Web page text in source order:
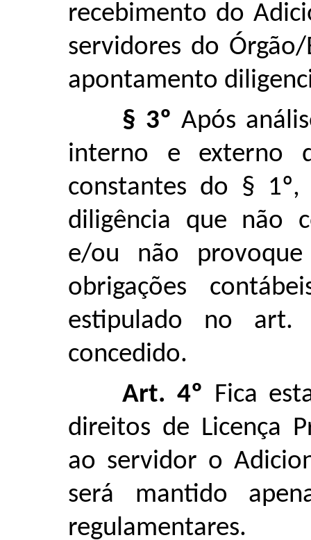
recebimento do
servidores do
apontamento
§ 3º Após
interno e externo
constantes do §
diligência que não
e/ou não
obrigações
estipulado no
concedido.
Art. 4º Fica
direitos de Licença
ao servidor o
será mantido
regulamentares.